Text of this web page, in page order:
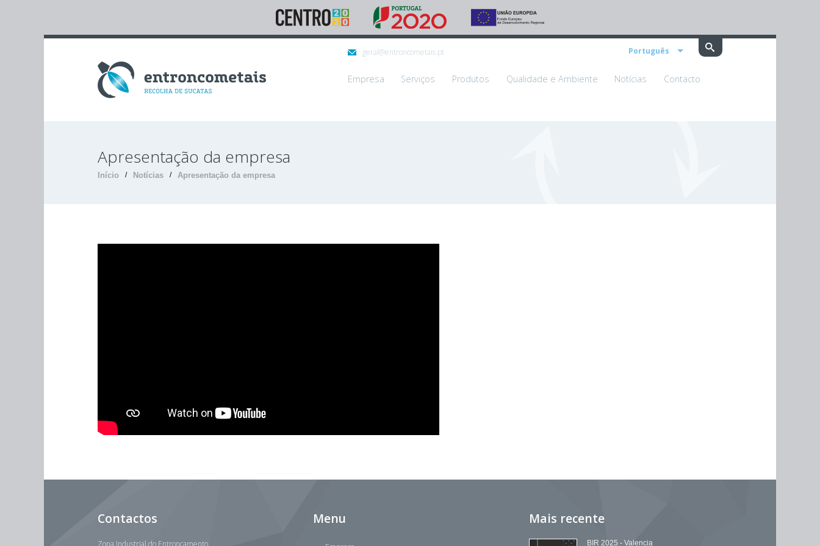
geral@entroncometais.pt Português
Empresa Serviços Produtos Qualidade e Ambiente Notícias Contacto
Apresentação da empresa
Início / Notícias / Apresentação da empresa
Contactos
Zona Industrial do Entroncamento
Menu Mais recente
BIR 2025 - Valencia